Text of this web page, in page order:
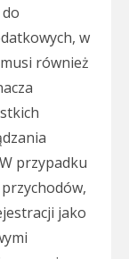
w
również
przypadku
jako